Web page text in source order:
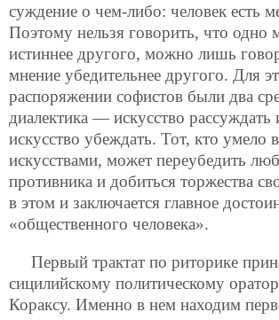
суждение о чем-либо: человек есть
Поэтому нельзя говорить, что одно
истиннее другого, можно лишь
мнение убедительнее другого. Для
распоряжении софистов были два
диалектика — искусство
искусство убеждать. Тот, кто умело
искусствами, может переубедить
противника и добиться торжества
в этом и заключается главное
«общественного человека».
Первый трактат по риторике
сицилийскому политическому
Кораксу. Именно в нем находим